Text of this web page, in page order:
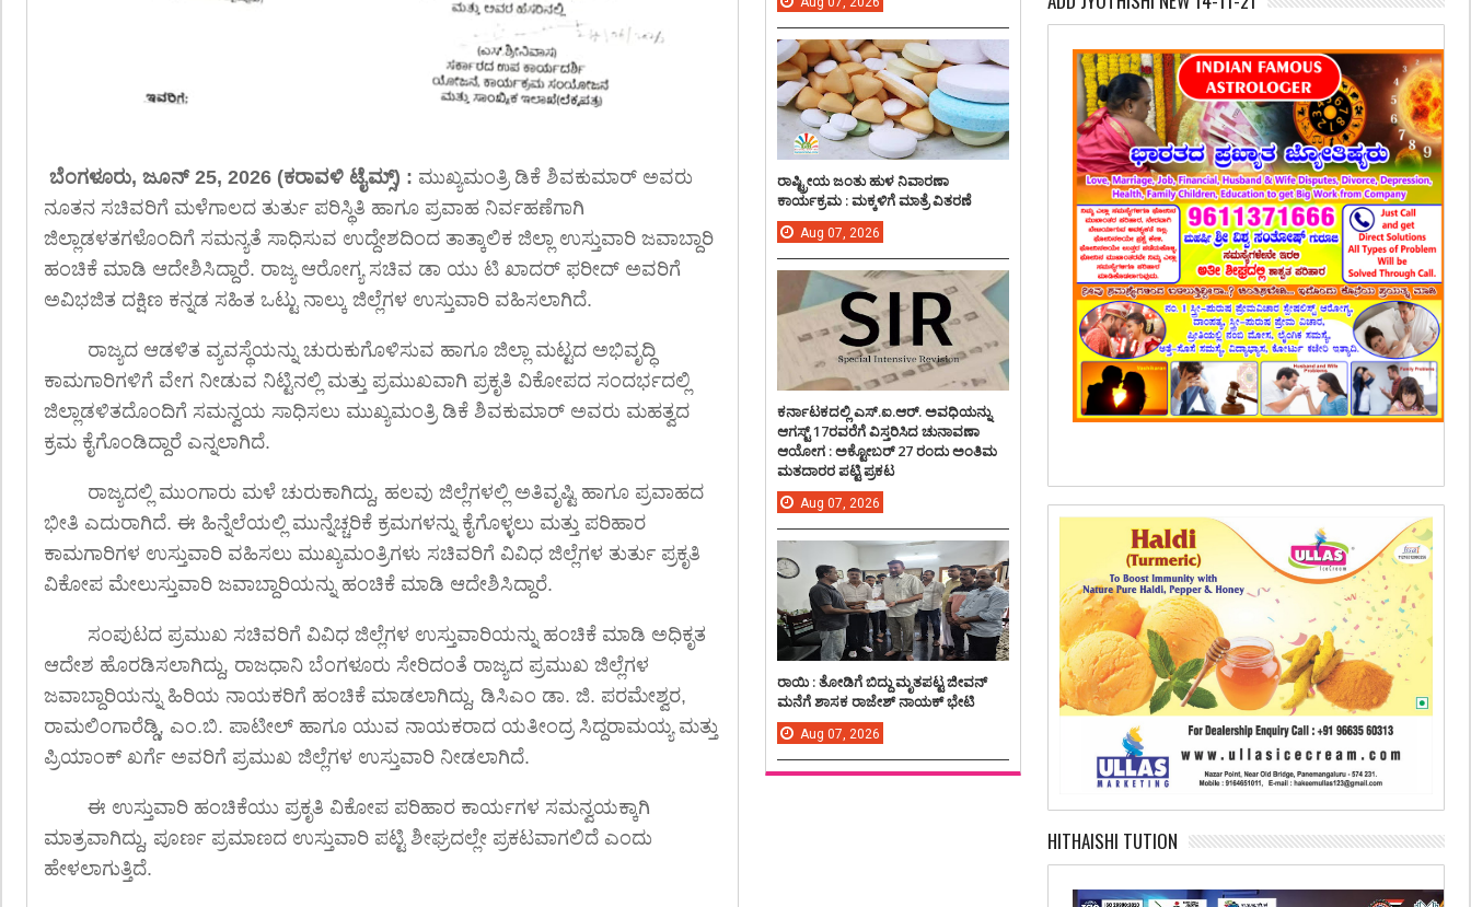
ಬೆಂಗಳೂರು, ಜೂನ್ 25, 2026 (ಕರಾವಳಿ ಟೈಮ್ಸ್) : ಮುಖ್ಯಮಂತ್ರಿ ಡಿಕೆ ಶಿವಕುಮಾರ್ ಅವರು
ನೂತನ ಸಚಿವರಿಗೆ ಮಳೆಗಾಲದ ತುರ್ತು ಪರಿಸ್ಥಿತಿ ಹಾಗೂ ಪ್ರವಾಹ ನಿರ್ವಹಣೆಗಾಗಿ
ಜಿಲ್ಲಾಡಳತಗಳೊಂದಿಗೆ ಸಮನ್ಯತೆ ಸಾಧಿಸುವ ಉದ್ದೇಶದಿಂದ ತಾತ್ಕಾಲಿಕ ಜಿಲ್ಲಾ ಉಸ್ತುವಾರಿ ಜವಾಬ್ದಾರಿ
ಹಂಚಿಕೆ ಮಾಡಿ ಆದೇಶಿಸಿದ್ದಾರೆ. ರಾಜ್ಯ ಆರೋಗ್ಯ ಸಚಿವ ಡಾ ಯು ಟಿ ಖಾದರ್ ಫರೀದ್ ಅವರಿಗೆ
ಅವಿಭಜಿತ ದಕ್ಷಿಣ ಕನ್ನಡ ಸಹಿತ ಒಟ್ಟು ನಾಲ್ಕು ಜಿಲ್ಲೆಗಳ ಉಸ್ತುವಾರಿ ವಹಿಸಲಾಗಿದೆ.
ರಾಜ್ಯದ ಆಡಳಿತ ವ್ಯವಸ್ಥೆಯನ್ನು ಚುರುಕುಗೊಳಿಸುವ ಹಾಗೂ ಜಿಲ್ಲಾ ಮಟ್ಟದ ಅಭಿವೃದ್ಧಿ
ಕಾಮಗಾರಿಗಳಿಗೆ ವೇಗ ನೀಡುವ ನಿಟ್ಟಿನಲ್ಲಿ ಮತ್ತು ಪ್ರಮುಖವಾಗಿ ಪ್ರಕೃತಿ ವಿಕೋಪದ ಸಂದರ್ಭದಲ್ಲಿ
ಜಿಲ್ಲಾಡಳಿತದೊಂದಿಗೆ ಸಮನ್ವಯ ಸಾಧಿಸಲು ಮುಖ್ಯಮಂತ್ರಿ ಡಿಕೆ ಶಿವಕುಮಾರ್ ಅವರು ಮಹತ್ವದ
ಕ್ರಮ ಕೈಗೊಂಡಿದ್ದಾರೆ ಎನ್ನಲಾಗಿದೆ.
ರಾಜ್ಯದಲ್ಲಿ ಮುಂಗಾರು ಮಳೆ ಚುರುಕಾಗಿದ್ದು, ಹಲವು ಜಿಲ್ಲೆಗಳಲ್ಲಿ ಅತಿವೃಷ್ಟಿ ಹಾಗೂ ಪ್ರವಾಹದ
ಭೀತಿ ಎದುರಾಗಿದೆ. ಈ ಹಿನ್ನೆಲೆಯಲ್ಲಿ ಮುನ್ನೆಚ್ಚರಿಕೆ ಕ್ರಮಗಳನ್ನು ಕೈಗೊಳ್ಳಲು ಮತ್ತು ಪರಿಹಾರ
ಕಾಮಗಾರಿಗಳ ಉಸ್ತುವಾರಿ ವಹಿಸಲು ಮುಖ್ಯಮಂತ್ರಿಗಳು ಸಚಿವರಿಗೆ ವಿವಿಧ ಜಿಲ್ಲೆಗಳ ತುರ್ತು ಪ್ರಕೃತಿ
ವಿಕೋಪ ಮೇಲುಸ್ತುವಾರಿ ಜವಾಬ್ದಾರಿಯನ್ನು ಹಂಚಿಕೆ ಮಾಡಿ ಆದೇಶಿಸಿದ್ದಾರೆ.
ಸಂಪುಟದ ಪ್ರಮುಖ ಸಚಿವರಿಗೆ ವಿವಿಧ ಜಿಲ್ಲೆಗಳ ಉಸ್ತುವಾರಿಯನ್ನು ಹಂಚಿಕೆ ಮಾಡಿ ಅಧಿಕೃತ
ಆದೇಶ ಹೊರಡಿಸಲಾಗಿದ್ದು, ರಾಜಧಾನಿ ಬೆಂಗಳೂರು ಸೇರಿದಂತೆ ರಾಜ್ಯದ ಪ್ರಮುಖ ಜಿಲ್ಲೆಗಳ
ಜವಾಬ್ದಾರಿಯನ್ನು ಹಿರಿಯ ನಾಯಕರಿಗೆ ಹಂಚಿಕೆ ಮಾಡಲಾಗಿದ್ದು, ಡಿಸಿಎಂ ಡಾ. ಜಿ. ಪರಮೇಶ್ವರ,
ರಾಮಲಿಂಗಾರೆಡ್ಡಿ, ಎಂ.ಬಿ. ಪಾಟೀಲ್ ಹಾಗೂ ಯುವ ನಾಯಕರಾದ ಯತೀಂದ್ರ ಸಿದ್ದರಾಮಯ್ಯ ಮತ್ತು
ಪ್ರಿಯಾಂಕ್ ಖರ್ಗೆ ಅವರಿಗೆ ಪ್ರಮುಖ ಜಿಲ್ಲೆಗಳ ಉಸ್ತುವಾರಿ ನೀಡಲಾಗಿದೆ.
ಈ ಉಸ್ತುವಾರಿ ಹಂಚಿಕೆಯು ಪ್ರಕೃತಿ ವಿಕೋಪ ಪರಿಹಾರ ಕಾರ್ಯಗಳ ಸಮನ್ವಯಕ್ಕಾಗಿ
ಮಾತ್ರವಾಗಿದ್ದು, ಪೂರ್ಣ ಪ್ರಮಾಣದ ಉಸ್ತುವಾರಿ ಪಟ್ಟಿ ಶೀಘ್ರದಲ್ಲೇ ಪ್ರಕಟವಾಗಲಿದೆ ಎಂದು
ಹೇಳಲಾಗುತ್ತಿದೆ.
HITHAISHI TUTION
ರಾಷ್ಟ್ರೀಯ ಜಂತು ಹುಳ ನಿವಾರಣಾ
ಕಾರ್ಯಕ್ರಮ : ಮಕ್ಕಳಿಗೆ ಮಾತ್ರೆ ವಿತರಣೆ
Aug 07, 2026
ಕರ್ನಾಟಕದಲ್ಲಿ ಎಸ್.ಐ.ಆರ್. ಅವಧಿಯನ್ನು
ಆಗಸ್ಟ್ 17ರವರೆಗೆ ವಿಸ್ತರಿಸಿದ ಚುನಾವಣಾ
ಆಯೋಗ : ಅಕ್ಟೋಬರ್ 27 ರಂದು ಅಂತಿಮ
ಮತದಾರರ ಪಟ್ಟಿ ಪ್ರಕಟ
Aug 07, 2026
ರಾಯಿ : ತೋಡಿಗೆ ಬಿದ್ದು ಮೃತಪಟ್ಟ ಜೀವನ್
ಮನೆಗೆ ಶಾಸಕ ರಾಜೇಶ್ ನಾಯಕ್ ಭೇಟಿ
Aug 07, 2026